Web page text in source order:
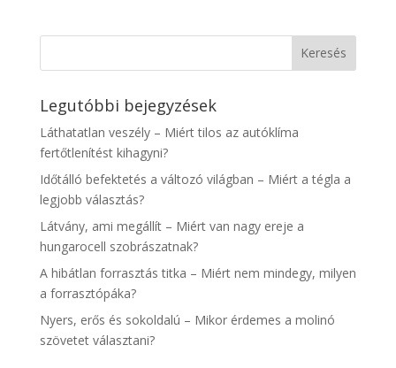
Legutóbbi bejegyzések
Láthatatlan veszély – Miért tilos az autóklíma
fertőtlenítést kihagyni?
Időtálló befektetés a változó világban – Miért a tégla a
legjobb választás?
Látvány, ami megállít – Miért van nagy ereje a
hungarocell szobrászatnak?
A hibátlan forrasztás titka – Miért nem mindegy, milyen
a forrasztópáka?
Nyers, erős és sokoldalú – Mikor érdemes a molinó
szövetet választani?